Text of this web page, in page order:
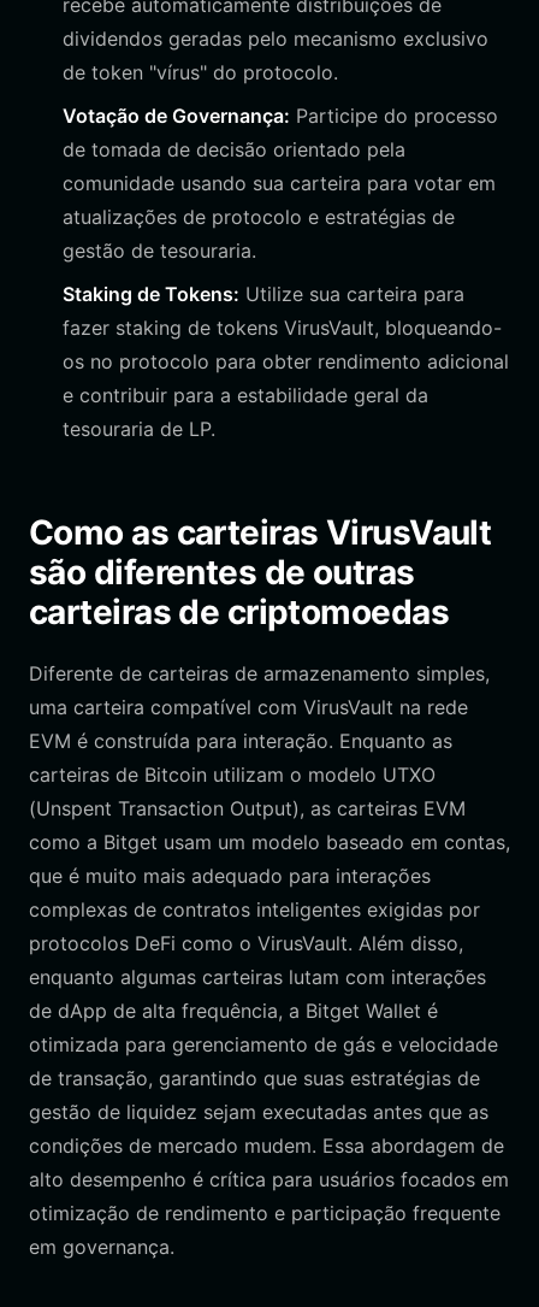
recebe automaticamente distribuições de
dividendos geradas pelo mecanismo exclusivo
de token "vírus" do protocolo.
Votação de Governança: Participe do processo
de tomada de decisão orientado pela
comunidade usando sua carteira para votar em
atualizações de protocolo e estratégias de
gestão de tesouraria.
Staking de Tokens: Utilize sua carteira para
fazer staking de tokens VirusVault, bloqueando-
os no protocolo para obter rendimento adicional
e contribuir para a estabilidade geral da
tesouraria de LP.
Como as carteiras VirusVault
são diferentes de outras
carteiras de criptomoedas
Diferente de carteiras de armazenamento simples,
uma carteira compatível com VirusVault na rede
EVM é construída para interação. Enquanto as
carteiras de Bitcoin utilizam o modelo UTXO
(Unspent Transaction Output), as carteiras EVM
como a Bitget usam um modelo baseado em contas,
que é muito mais adequado para interações
complexas de contratos inteligentes exigidas por
protocolos DeFi como o VirusVault. Além disso,
enquanto algumas carteiras lutam com interações
de dApp de alta frequência, a Bitget Wallet é
otimizada para gerenciamento de gás e velocidade
de transação, garantindo que suas estratégias de
gestão de liquidez sejam executadas antes que as
condições de mercado mudem. Essa abordagem de
alto desempenho é crítica para usuários focados em
otimização de rendimento e participação frequente
em governança.